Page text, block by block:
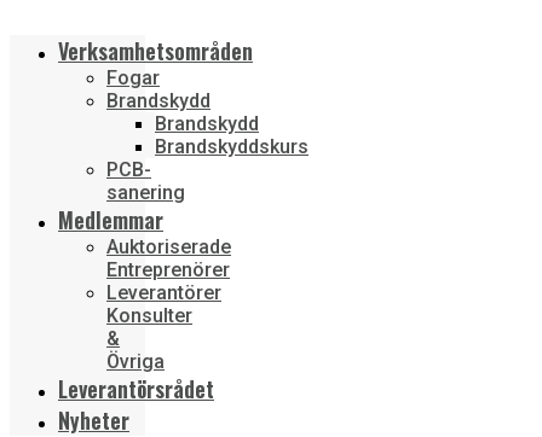
Verksamhetsområden
Fogar
Brandskydd
Brandskydd
Brandskyddskurs
PCB-
sanering
Medlemmar
Auktoriserade
Entreprenörer
Leverantörer
Konsulter
&
Övriga
Leverantörsrådet
Nyheter